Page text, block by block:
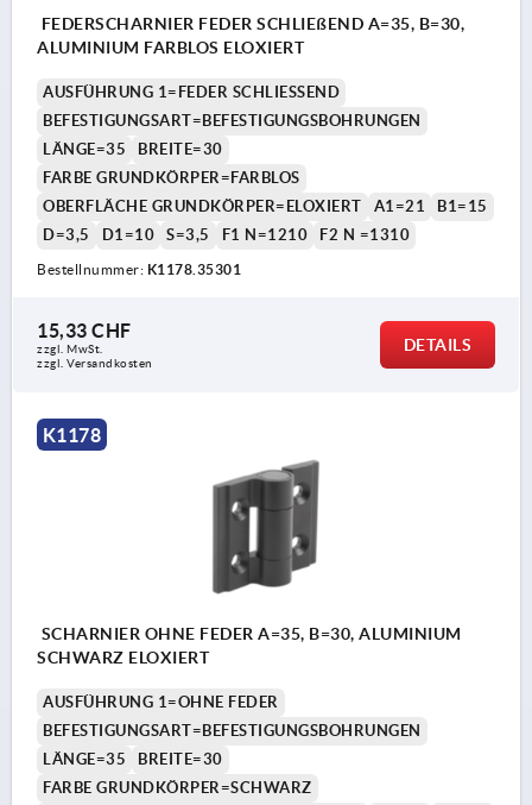
FEDERSCHARNIER FEDER SCHLIEßEND A=35, B=30,
ALUMINIUM FARBLOS ELOXIERT
AUSFÜHRUNG 1=FEDER SCHLIESSEND
BEFESTIGUNGSART=BEFESTIGUNGSBOHRUNGEN
LÄNGE=35
BREITE=30
FARBE GRUNDKÖRPER=FARBLOS
OBERFLÄCHE GRUNDKÖRPER=ELOXIERT
A1=21
B1=15
D=3,5
D1=10 S=3,5 F1 N=1210 F2 N =1310
Bestellnummer: K1178.35301
15,33 CHF
zzgl. MwSt.
zzgl. Versandkosten
DETAILS
K1178
SCHARNIER OHNE FEDER A=35, B=30, ALUMINIUM
SCHWARZ ELOXIERT
AUSFÜHRUNG 1=OHNE FEDER
BEFESTIGUNGSART=BEFESTIGUNGSBOHRUNGEN
LÄNGE=35
BREITE=30
FARBE GRUNDKÖRPER=SCHWARZ